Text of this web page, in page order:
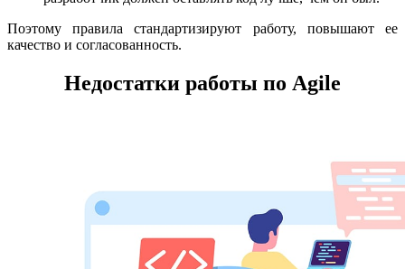
Поэтому правила стандартизируют работу, повышают ее
качество и согласованность.
Недостатки работы по Agile